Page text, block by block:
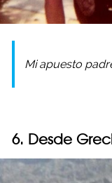
Mi apuesto
6. Desde